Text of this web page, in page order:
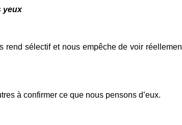
yeux
rend sélectif et nous empêche de voir
à confirmer ce que nous pensons d’eux.